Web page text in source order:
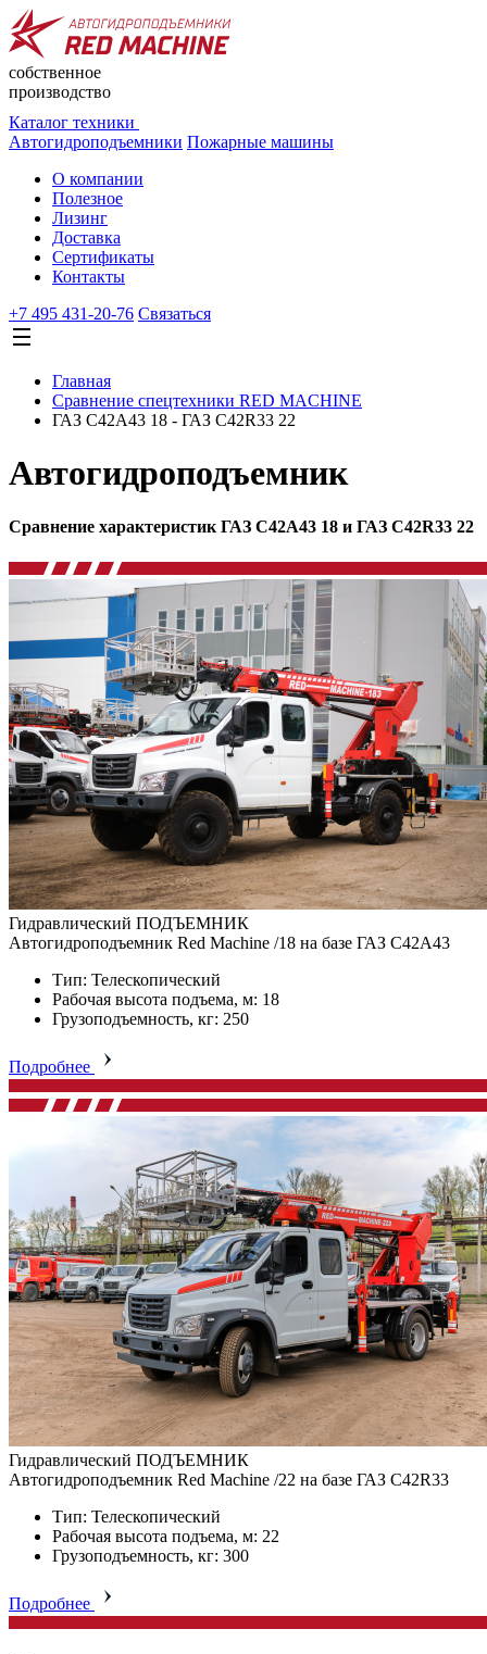
собственное
производство
Каталог техники
Автогидроподъемники Пожарные машины
О компании
Полезное
Лизинг
Доставка
Сертификаты
Контакты
+7 495 431-20-76 Cвязаться
Главная
Сравнение спецтехники RED MACHINE
ГАЗ C42A43 18 - ГАЗ C42R33 22
Автогидроподъемник
Сравнение характеристик ГАЗ C42A43 18 и ГАЗ C42R33 22
Гидравлический ПОДЪЕМНИК
Автогидроподъемник Red Machine /18 на базе ГАЗ C42A43
Тип: Телескопический
Рабочая высота подъема, м: 18
Грузоподъемность, кг: 250
Подробнее
Гидравлический ПОДЪЕМНИК
Автогидроподъемник Red Machine /22 на базе ГАЗ C42R33
Тип: Телескопический
Рабочая высота подъема, м: 22
Грузоподъемность, кг: 300
Подробнее